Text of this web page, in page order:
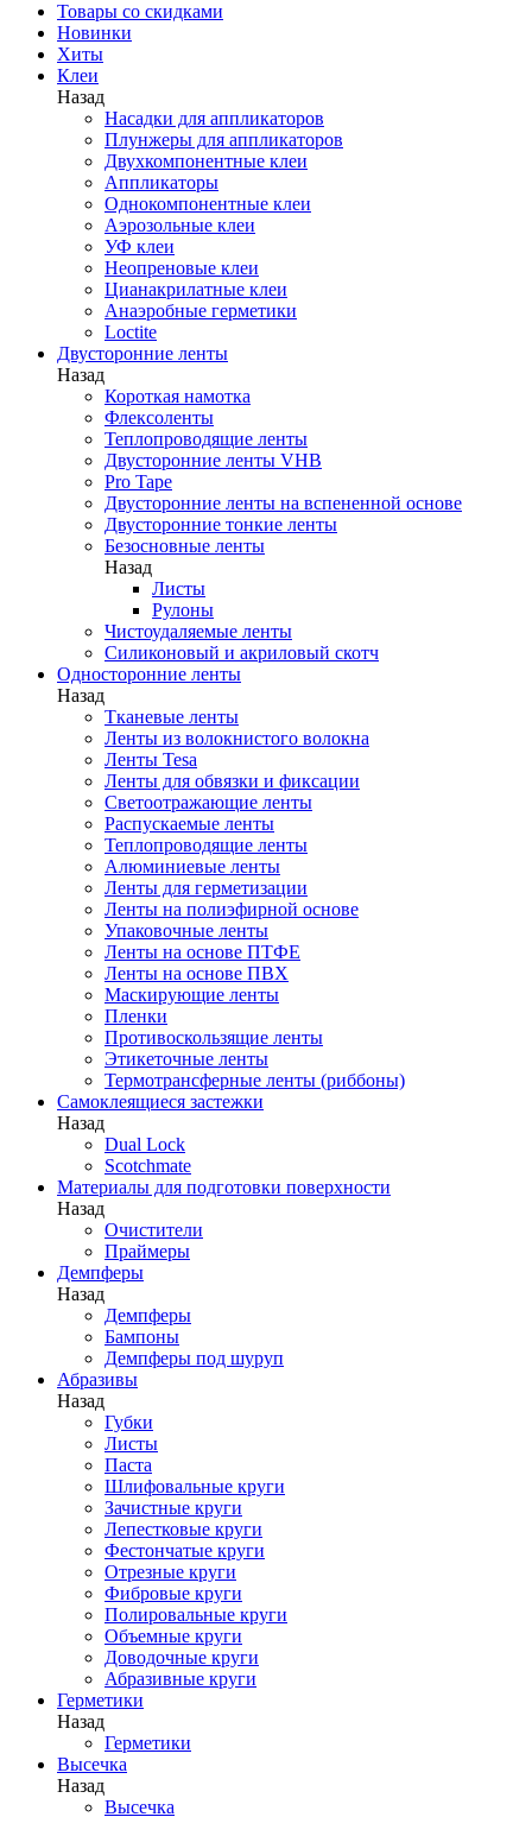
Товары со скидками
Новинки
Хиты
Клеи
Назад
Насадки для аппликаторов
Плунжеры для аппликаторов
Двухкомпонентные клеи
Аппликаторы
Однокомпонентные клеи
Аэрозольные клеи
УФ клеи
Неопреновые клеи
Цианакрилатные клеи
Анаэробные герметики
Loctite
Двусторонние ленты
Назад
Короткая намотка
Флексоленты
Теплопроводящие ленты
Двусторонние ленты VHB
Pro Tape
Двусторонние ленты на вспененной основе
Двусторонние тонкие ленты
Безосновные ленты
Назад
Листы
Рулоны
Чистоудаляемые ленты
Силиконовый и акриловый скотч
Односторонние ленты
Назад
Тканевые ленты
Ленты из волокнистого волокна
Ленты Tesa
Ленты для обвязки и фиксации
Светоотражающие ленты
Распускаемые ленты
Теплопроводящие ленты
Алюминиевые ленты
Ленты для герметизации
Ленты на полиэфирной основе
Упаковочные ленты
Ленты на основе ПТФЕ
Ленты на основе ПВХ
Маскирующие ленты
Пленки
Противоскользящие ленты
Этикеточные ленты
Термотрансферные ленты (риббоны)
Cамоклеящиеся застежки
Назад
Dual Lock
Scotchmate
Материалы для подготовки поверхности
Назад
Очистители
Праймеры
Демпферы
Назад
Демпферы
Бампоны
Демпферы под шуруп
Абразивы
Назад
Губки
Листы
Паста
Шлифовальные круги
Зачистные круги
Лепестковые круги
Фестончатые круги
Отрезные круги
Фибровые круги
Полировальные круги
Объемные круги
Доводочные круги
Абразивные круги
Герметики
Назад
Герметики
Высечка
Назад
Высечка